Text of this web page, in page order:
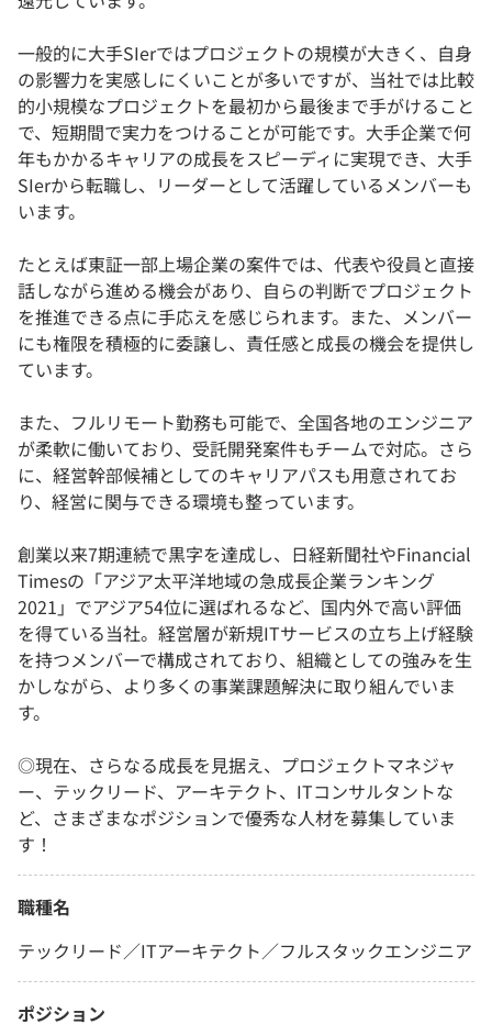
一般的に大手SIerではプロジェクトの規模が大きく、自身
の影響力を実感しにくいことが多いですが、当社では比較
的小規模なプロジェクトを最初から最後まで手がけること
で、短期間で実力をつけることが可能です。大手企業で何
年もかかるキャリアの成長をスピーディに実現でき、大手
SIerから転職し、リーダーとして活躍しているメンバーも
います。
たとえば東証一部上場企業の案件では、代表や役員と直接
話しながら進める機会があり、自らの判断でプロジェクト
を推進できる点に手応えを感じられます。また、メンバー
にも権限を積極的に委譲し、責任感と成長の機会を提供し
ています。
また、フルリモート勤務も可能で、全国各地のエンジニア
が柔軟に働いており、受託開発案件もチームで対応。さら
に、経営幹部候補としてのキャリアパスも用意されてお
り、経営に関与できる環境も整っています。
創業以来7期連続で黒字を達成し、日経新聞社やFinancial
Timesの「アジア太平洋地域の急成長企業ランキング
2021」でアジア54位に選ばれるなど、国内外で高い評価
を得ている当社。経営層が新規ITサービスの立ち上げ経験
を持つメンバーで構成されており、組織としての強みを生
かしながら、より多くの事業課題解決に取り組んでいま
す。
◎現在、さらなる成長を見据え、プロジェクトマネジャ
ー、テックリード、アーキテクト、ITコンサルタントな
ど、さまざまなポジションで優秀な人材を募集していま
す！
職種名
テックリード／ITアーキテクト／フルスタックエンジニア
ポジション